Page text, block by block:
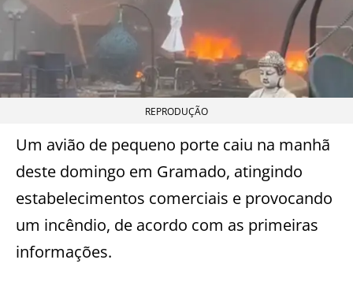
REPRODUÇÃO
Um avião de pequeno porte caiu na manhã
deste domingo em Gramado, atingindo
estabelecimentos comerciais e provocando
um incêndio, de acordo com as primeiras
informações.